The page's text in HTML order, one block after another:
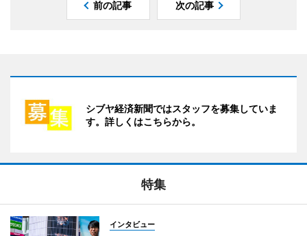
前の記事 次の記事
シブヤ経済新聞ではスタッフを募集していま
す。詳しくはこちらから。
特集
インタビュー